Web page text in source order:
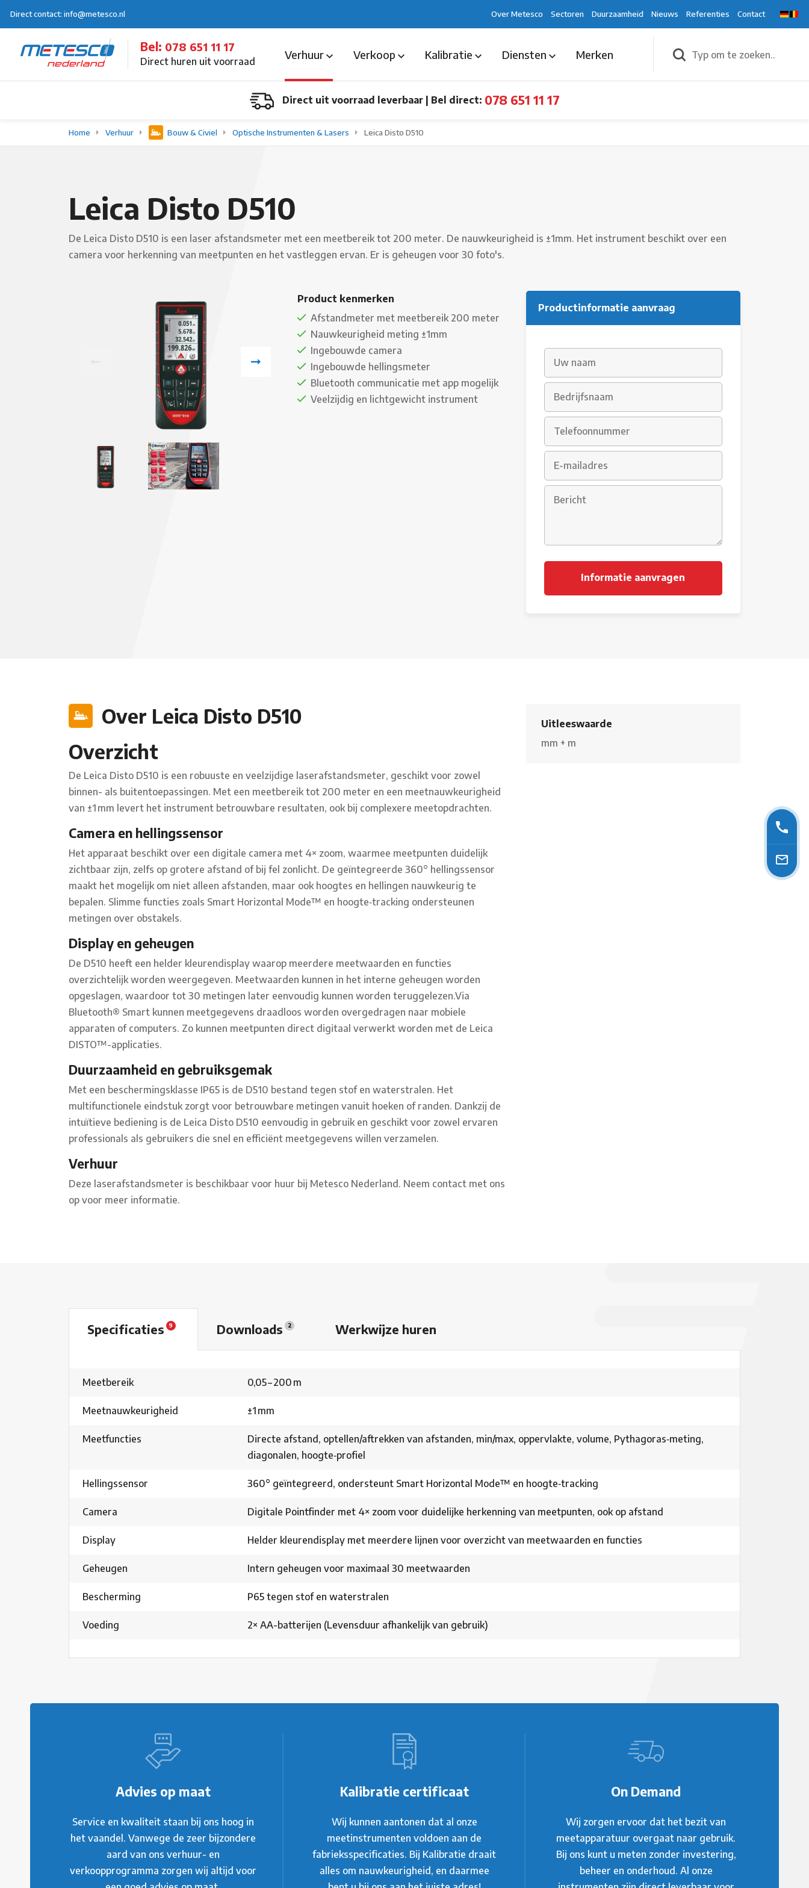
Direct contact: info@metesco.nl Over Metesco Sectoren Duurzaamheid Nieuws Referenties Contact
Bel: 078 651 11 17
Direct huren uit voorraad Verhuur Verkoop Kalibratie Diensten Merken
Direct uit voorraad leverbaar Bel direct: 078 651 11 17
Home Verhuur Bouw & Civiel Optische Instrumenten & Lasers Leica Disto D510
Leica Disto D510
De Leica Disto D510 is een laser afstandsmeter met een meetbereik tot 200 meter. De nauwkeurigheid is ±1mm. Het instrument beschikt over een
camera voor herkenning van meetpunten en het vastleggen ervan. Er is geheugen voor 30 foto's.
Product kenmerken
Afstandmeter met meetbereik 200 meter
Nauwkeurigheid meting ±1mm
Ingebouwde camera
Ingebouwde hellingsmeter
Bluetooth communicatie met app mogelijk
Veelzijdig en lichtgewicht instrument
Productinformatie aanvraag
Over Leica Disto D510
Overzicht
De Leica Disto D510 is een robuuste en veelzijdige laserafstandsmeter, geschikt voor zowel
binnen- als buitentoepassingen. Met een meetbereik tot 200 meter en een meetnauwkeurigheid
van ±1 mm levert het instrument betrouwbare resultaten, ook bij complexere meetopdrachten.
Camera en hellingssensor
Het apparaat beschikt over een digitale camera met 4× zoom, waarmee meetpunten duidelijk
zichtbaar zijn, zelfs op grotere afstand of bij fel zonlicht. De geïntegreerde 360° hellingssensor
maakt het mogelijk om niet alleen afstanden, maar ook hoogtes en hellingen nauwkeurig te
bepalen. Slimme functies zoals Smart Horizontal Mode™ en hoogte‑tracking ondersteunen
metingen over obstakels.
Display en geheugen
De D510 heeft een helder kleurendisplay waarop meerdere meetwaarden en functies
overzichtelijk worden weergegeven. Meetwaarden kunnen in het interne geheugen worden
opgeslagen, waardoor tot 30 metingen later eenvoudig kunnen worden teruggelezen.Via
Bluetooth® Smart kunnen meetgegevens draadloos worden overgedragen naar mobiele
apparaten of computers. Zo kunnen meetpunten direct digitaal verwerkt worden met de Leica
DISTO™-applicaties.
Duurzaamheid en gebruiksgemak
Met een beschermingsklasse IP65 is de D510 bestand tegen stof en waterstralen. Het
multifunctionele eindstuk zorgt voor betrouwbare metingen vanuit hoeken of randen. Dankzij de
intuïtieve bediening is de Leica Disto D510 eenvoudig in gebruik en geschikt voor zowel ervaren
professionals als gebruikers die snel en efficiënt meetgegevens willen verzamelen.
Verhuur
Deze laserafstandsmeter is beschikbaar voor huur bij Metesco Nederland. Neem contact met ons
op voor meer informatie.
Uitleeswaarde
mm + m
Specificaties 9 Downloads 2 Werkwijze huren
Meetbereik 0,05 – 200 m
Meetnauwkeurigheid ±1 mm
Meetfuncties
Directe afstand, optellen/aftrekken van afstanden, min/max, oppervlakte, volume, Pythagoras‑meting,
diagonalen, hoogte‑profiel
Hellingssensor 360° geïntegreerd, ondersteunt Smart Horizontal Mode™ en hoogte‑tracking
Camera Digitale Pointfinder met 4× zoom voor duidelijke herkenning van meetpunten, ook op afstand
Display Helder kleurendisplay met meerdere lijnen voor overzicht van meetwaarden en functies
Geheugen Intern geheugen voor maximaal 30 meetwaarden
Bescherming P65 tegen stof en waterstralen
Voeding 2× AA-batterijen (Levensduur afhankelijk van gebruik)
Advies op maat
Service en kwaliteit staan bij ons hoog in
het vaandel. Vanwege de zeer bijzondere
aard van ons verhuur- en
verkoopprogramma zorgen wij altijd voor
Kalibratie certificaat
Wij kunnen aantonen dat al onze
meetinstrumenten voldoen aan de
fabrieksspecificaties. Bij Kalibratie draait
alles om nauwkeurigheid, en daarmee
On Demand
Wij zorgen ervoor dat het bezit van
meetapparatuur overgaat naar gebruik.
Bij ons kunt u meten zonder investering,
beheer en onderhoud. Al onze